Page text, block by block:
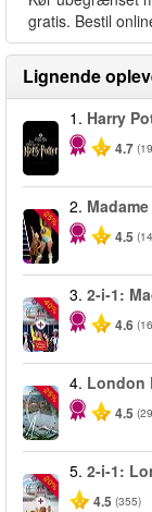
gratis. Bestil
Lignende
1. Harry
4.7
-25%
2.
4.5
-40%
3. 2-i-1:
4.6
-25%
4. London
4.5
-20%
5. 2-i-1:
4.5 (355)